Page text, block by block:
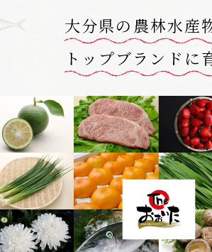
大分県の農林水産
トップブランドに